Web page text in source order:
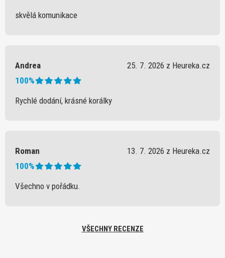
skvělá komunikace
Andrea
25. 7. 2026 z Heureka.cz
100%
Rychlé dodání, krásné korálky
Roman
13. 7. 2026 z Heureka.cz
100%
Všechno v pořádku.
VŠECHNY RECENZE